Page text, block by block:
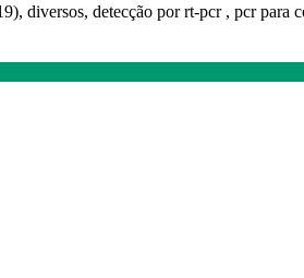
diversos, detecção por rt-pcr , pcr para